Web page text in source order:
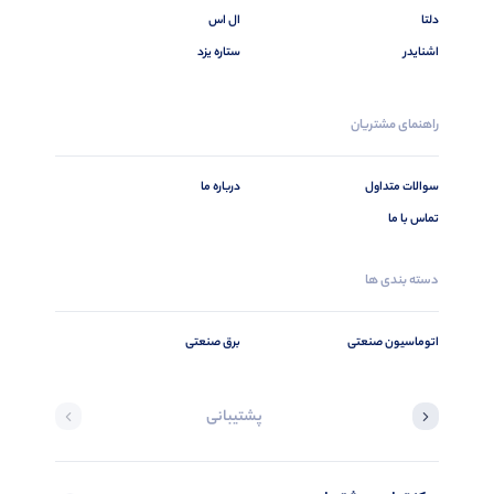
دلتا
اشنایدر
ال اس
ستاره یزد
راهنمای مشتریان
سوالات متداول
تماس با ما
درباره ما
دسته بندی ها
اتوماسیون صنعتی برق صنعتی
پشتیبانی